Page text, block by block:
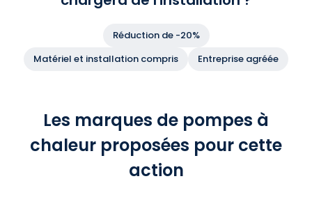
Réduction de -20%
Matériel et installation compris
Entreprise agréée
Les marques de pompes à
chaleur proposées pour cette
action